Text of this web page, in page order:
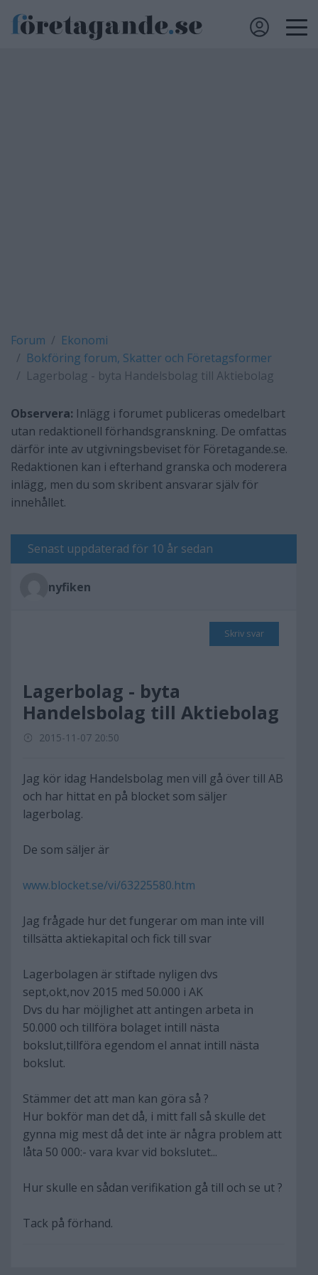
Forum
Ekonomi
Bokföring forum, Skatter och Företagsformer
Lagerbolag - byta Handelsbolag till Aktiebolag
Observera: Inlägg i forumet publiceras omedelbart
utan redaktionell förhandsgranskning. De omfattas
därför inte av utgivningsbeviset för Företagande.se.
Redaktionen kan i efterhand granska och moderera
inlägg, men du som skribent ansvarar själv för
innehållet.
Senast uppdaterad för 10 år sedan
nyfiken
Skriv svar
Lagerbolag - byta
Handelsbolag till Aktiebolag
2015-11-07 20:50
Jag kör idag Handelsbolag men vill gå över till AB
och har hittat en på blocket som säljer
lagerbolag.
De som säljer är
www.blocket.se/vi/63225580.htm
Jag frågade hur det fungerar om man inte vill
tillsätta aktiekapital och fick till svar
Lagerbolagen är stiftade nyligen dvs
sept,okt,nov 2015 med 50.000 i AK
Dvs du har möjlighet att antingen arbeta in
50.000 och tillföra bolaget intill nästa
bokslut,tillföra egendom el annat intill nästa
bokslut.
Stämmer det att man kan göra så ?
Hur bokför man det då, i mitt fall så skulle det
gynna mig mest då det inte är några problem att
låta 50 000:- vara kvar vid bokslutet...
Hur skulle en sådan verifikation gå till och se ut ?
Tack på förhand.